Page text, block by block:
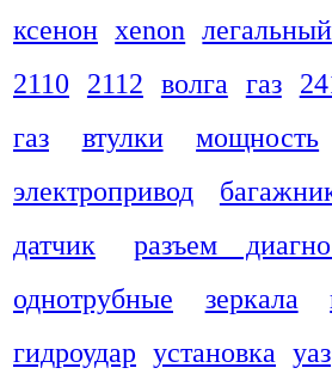
ксенон xenon легальный
2110
2112 волга газ
газ
втулки мощность
электропривод
датчик
разъем
однотрубные
зеркала
гидроудар установка уаз